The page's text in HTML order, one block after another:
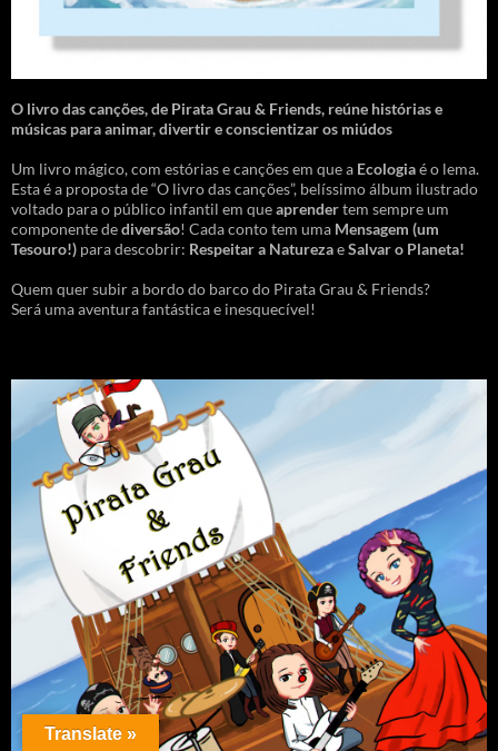
O livro das canções,de Pirata Grau & Friends, reúne histórias e
músicas para animar, divertir e conscientizar os miúdos
Um livro mágico, com estórias e canções em que a Ecologiaé o lema.
Esta é a proposta de “O livro das canções”, belíssimo álbum ilustrado
voltado para o público infantil em queaprendertem sempre um
componente dediversão! Cada conto tem uma Mensagem (um
Tesouro!) para descobrir: Respeitar a NaturezaeSalvar o Planeta!
Quem quer subir a bordo do barco do Pirata Grau & Friends?
Será uma aventura fantástica e inesquecível!
Translate »